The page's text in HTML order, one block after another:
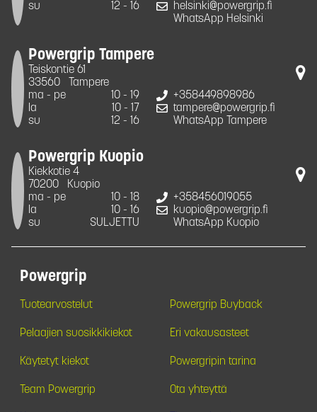
su
12 - 16
helsinki@powergrip.fi
WhatsApp Helsinki
Powergrip Tampere
Teiskontie 61
33560
Tampere
ma - pe
10 - 19
la
10 - 17
su
12 - 16
+358449898986
tampere@powergrip.fi
WhatsApp Tampere
Powergrip Kuopio
Kiekkotie 4
70200
Kuopio
ma - pe
10 - 18
la
10 - 16
su
SULJETTU
+358456019055
kuopio@powergrip.fi
WhatsApp Kuopio
Powergrip
Tuotearvostelut Powergrip Buyback
Pelaajien suosikkikiekot Eri vakausasteet
Käytetyt kiekot Powergripin tarina
Team Powergrip Ota yhteyttä